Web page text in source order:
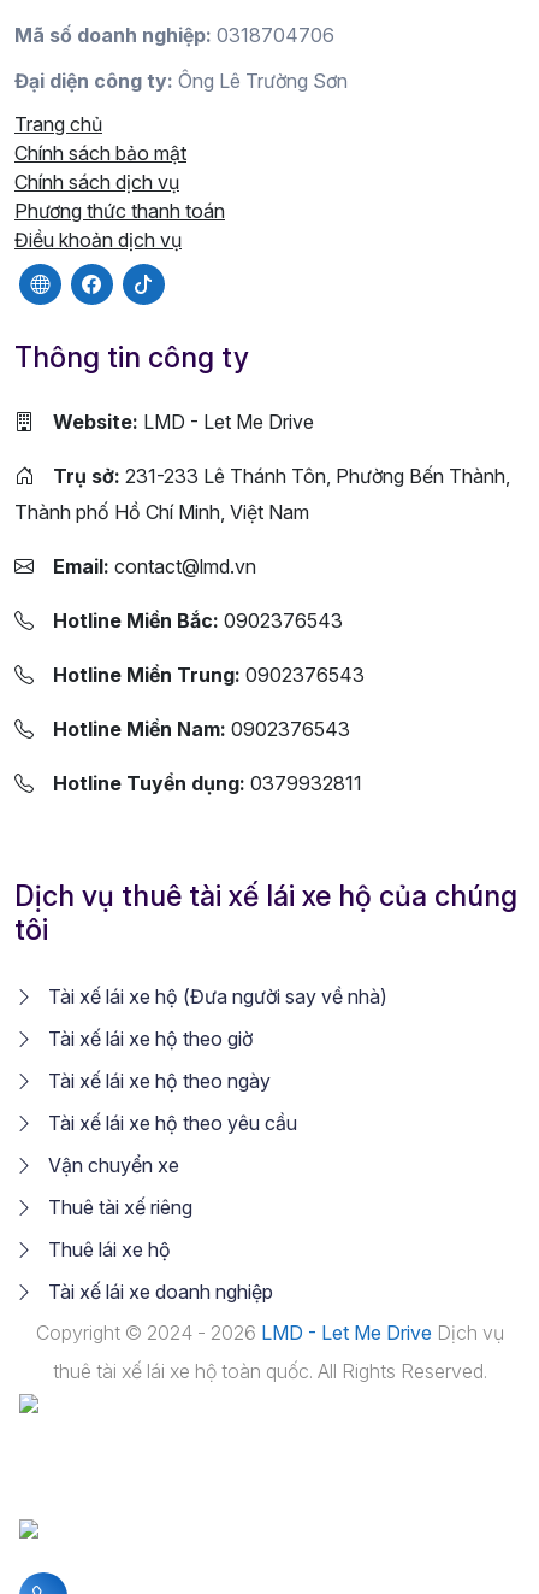
Mã số doanh nghiệp: 0318704706
Đại diện công ty: Ông Lê Trường Sơn
Trang chủ
Chính sách bảo mật
Chính sách dịch vụ
Phương thức thanh toán
Điều khoản dịch vụ
Thông tin công ty
Website: LMD - Let Me Drive
Trụ sở: 231-233 Lê Thánh Tôn, Phường Bến Thành,
Thành phố Hồ Chí Minh, Việt Nam
Email: contact@lmd.vn
Hotline Miền Bắc: 0902376543
Hotline Miền Trung: 0902376543
Hotline Miền Nam: 0902376543
Hotline Tuyển dụng: 0379932811
Dịch vụ thuê tài xế lái xe hộ của chúng
tôi
Tài xế lái xe hộ (Đưa người say về nhà)
Tài xế lái xe hộ theo giờ
Tài xế lái xe hộ theo ngày
Tài xế lái xe hộ theo yêu cầu
Vận chuyển xe
Thuê tài xế riêng
Thuê lái xe hộ
Tài xế lái xe doanh nghiệp
Copyright © 2024 - 2026 LMD - Let Me Drive Dịch vụ
thuê tài xế lái xe hộ toàn quốc. All Rights Reserved.